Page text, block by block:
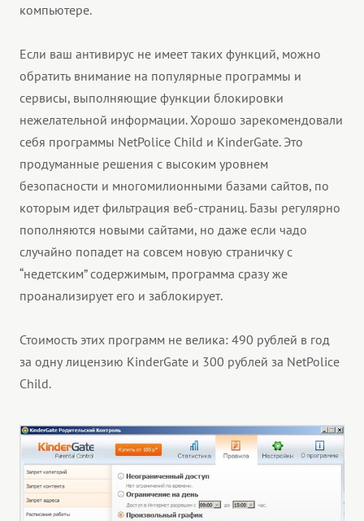
компьютере.
Если ваш антивирус не имеет таких функций, можно
обратить внимание на популярные программы и
сервисы, выполняющие функции блокировки
нежелательной информации. Хорошо зарекомендовали
себя программы NetPolice Child и KinderGate. Это
продуманные решения с высоким уровнем
безопасности и многомилионными базами сайтов, по
которым идет фильтрация веб-страниц. Базы регулярно
пополняются новыми сайтами, но даже если чадо
случайно попадет на совсем новую страничку с
“недетским” содержимым, программа сразу же
проанализирует его и заблокирует.
Стоимость этих программ не велика: 490 рублей в год
за одну лицензию KinderGate и 300 рублей за NetPolice
Child.